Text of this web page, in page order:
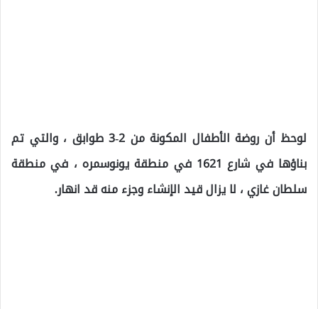
لوحظ أن روضة الأطفال المكونة من 2-3 طوابق ، والتي تم
بناؤها في شارع 1621 في منطقة يونوسمره ، في منطقة
سلطان غازي ، لا يزال قيد الإنشاء وجزء منه قد انهار.